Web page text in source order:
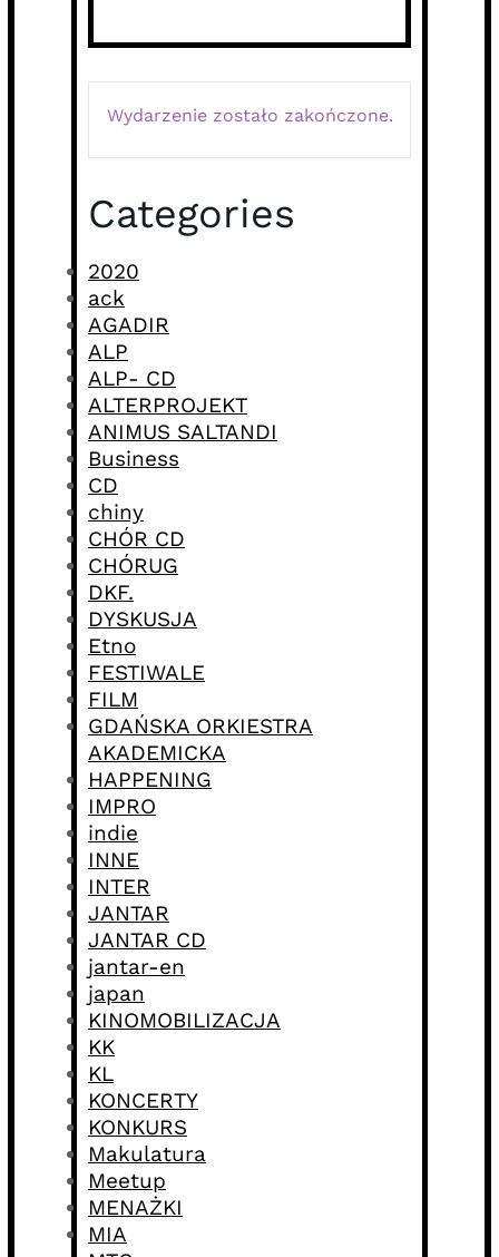
Wydarzenie zostało zakończone.
Categories
2020
ack
AGADIR
ALP
ALP- CD
ALTERPROJEKT
ANIMUS SALTANDI
Business
CD
chiny
CHÓR CD
CHÓRUG
DKF.
DYSKUSJA
Etno
FESTIWALE
FILM
GDAŃSKA ORKIESTRA
AKADEMICKA
HAPPENING
IMPRO
indie
INNE
INTER
JANTAR
JANTAR CD
jantar-en
japan
KINOMOBILIZACJA
KK
KL
KONCERTY
KONKURS
Makulatura
Meetup
MENAŻKI
MIA